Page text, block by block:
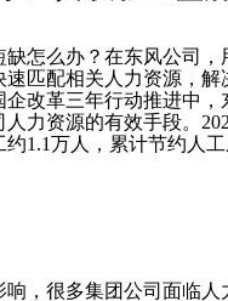
怎么办？在东风公司
匹配相关人力资源，
改革三年行动推进中
力资源的有效手段。
约1.1万人，累计节约人
，很多集团公司面临人